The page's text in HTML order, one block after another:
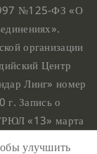
№125-ФЗ «О
организации
Центр
Линг» номер
Запись о
«13» марта
улучшить